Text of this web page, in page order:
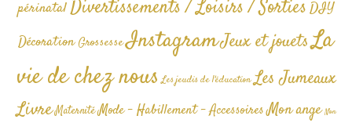
périnatalDivertissements / Loisirs / SortiesDIY
Décoration GrossesseInstagramJeux et jouetsLa
vie de chez nous Les jeudis de l'éducation Les Jumeaux
Livre Maternité Mode - Habillement - AccessoiresMon ange Non